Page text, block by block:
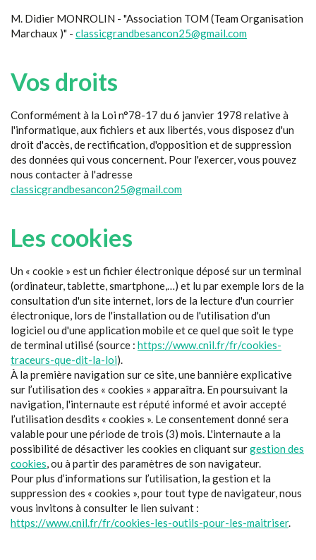
M. Didier MONROLIN - "Association TOM (Team Organisation
Marchaux )" - classicgrandbesancon25@gmail.com
Vos droits
Conformément à la Loi n°78-17 du 6 janvier 1978 relative à
l'informatique, aux fichiers et aux libertés, vous disposez d'un
droit d'accès, de rectification, d'opposition et de suppression
des données qui vous concernent. Pour l'exercer, vous pouvez
nous contacter à l'adresse
classicgrandbesancon25@gmail.com
Les cookies
Un « cookie » est un fichier électronique déposé sur un terminal
(ordinateur, tablette, smartphone,…) et lu par exemple lors de la
consultation d'un site internet, lors de la lecture d'un courrier
électronique, lors de l'installation ou de l'utilisation d'un
logiciel ou d'une application mobile et ce quel que soit le type
de terminal utilisé (source : https://www.cnil.fr/fr/cookies-
traceurs-que-dit-la-loi).
À la première navigation sur ce site, une bannière explicative
sur l’utilisation des « cookies » apparaîtra. En poursuivant la
navigation, l'internaute est réputé informé et avoir accepté
l’utilisation desdits « cookies ». Le consentement donné sera
valable pour une période de trois (3) mois. L'internaute a la
possibilité de désactiver les cookies en cliquant surgestion des
cookies, ou à partir des paramètres de son navigateur.
Pour plus d’informations sur l’utilisation, la gestion et la
suppression des « cookies », pour tout type de navigateur, nous
vous invitons à consulter le lien suivant :
https://www.cnil.fr/fr/cookies-les-outils-pour-les-maitriser.